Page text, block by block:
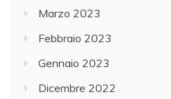
Marzo 2023
Febbraio 2023
Gennaio 2023
Dicembre 2022